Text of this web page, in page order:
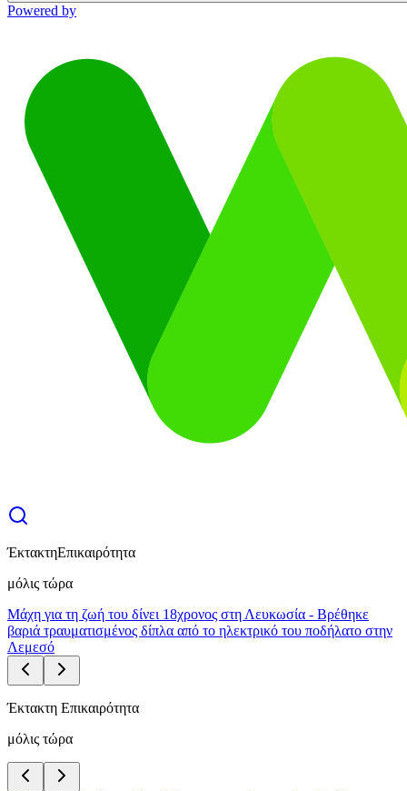
Powered by
ΈκτακτηΕπικαιρότητα
μόλις τώρα
Μάχη για τη ζωή του δίνει 18χρονος στη Λευκωσία - Βρέθηκε
βαριά τραυματισμένος δίπλα από το ηλεκτρικό του ποδήλατο στην
Λεμεσό
Έκτακτη Επικαιρότητα
μόλις τώρα